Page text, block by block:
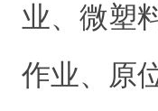
业、微塑
作业、原